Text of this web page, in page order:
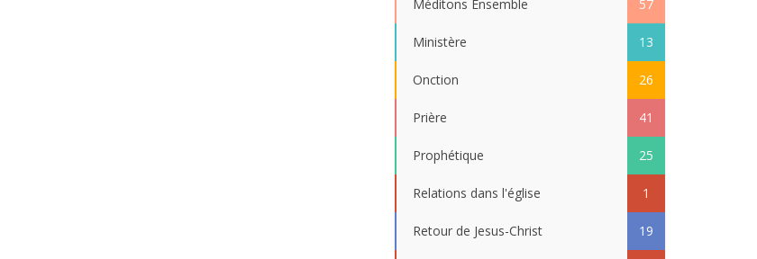
Méditons Ensemble 57
Ministère 13
Onction 26
Prière 41
Prophétique 25
Relations dans l'église 1
Retour de Jesus-Christ 19